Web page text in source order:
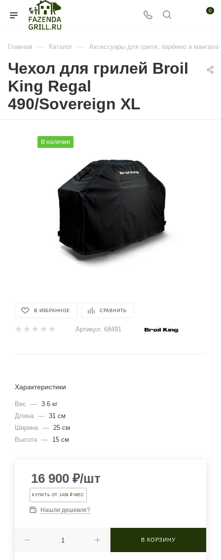
0
Главная — Каталог — Аксессуары для гриля, барбекю и мангала
Чехол для грилей Broil
King Regal
490/Sovereign XL
В наличии
В ИЗБРАННОЕ СРАВНИТЬ
Артикул: 68491
Характеристики
Вес — 3.6 кг
Длина — 31 см
Ширина — 25 см
Высота — 15 см
16 900 ₽/шт
КУПИТЬ ОТ 1408 ₽/МЕС
Нашли дешевле?
В КОРЗИНУ